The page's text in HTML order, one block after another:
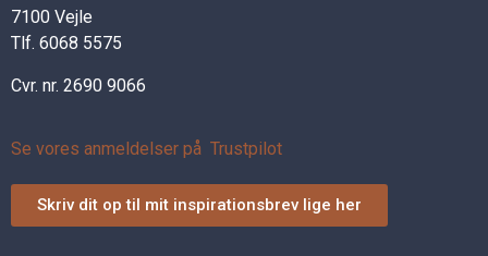
7100 Vejle
Tlf. 6068 5575
Cvr. nr. 2690 9066
Se vores anmeldelser på Trustpilot
Skriv dit op til mit inspirationsbrev lige her